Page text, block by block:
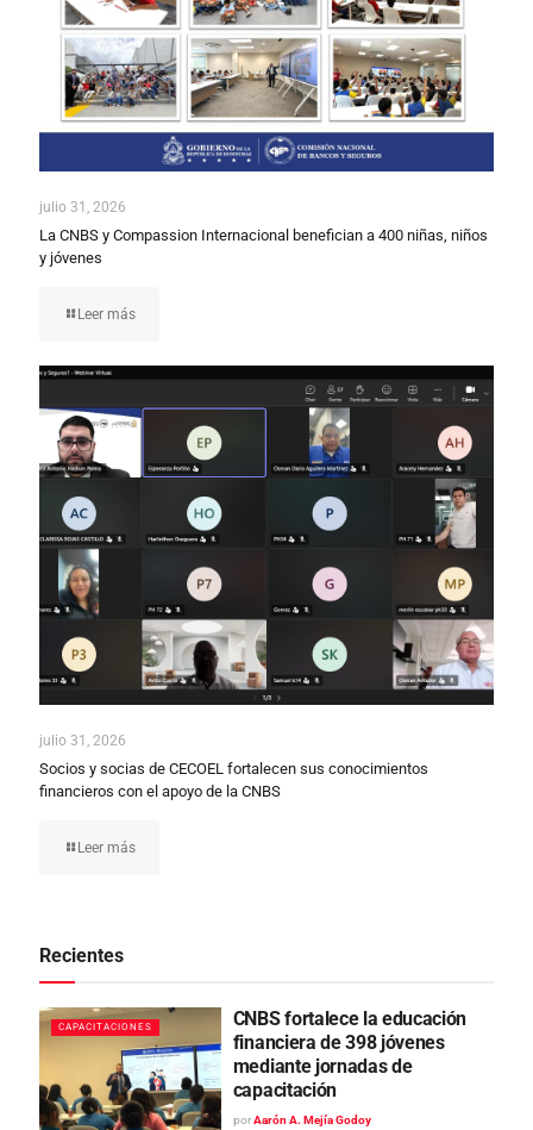
julio 31, 2026
La CNBS y Compassion Internacional benefician a 400 niñas, niños
y jóvenes
Leer más
julio 31, 2026
Socios y socias de CECOEL fortalecen sus conocimientos
financieros con el apoyo de la CNBS
Leer más
Recientes
CAPACITACIONES
CNBS fortalece la educación
financiera de 398 jóvenes
mediante jornadas de
capacitación
por Aarón A. Mejía Godoy